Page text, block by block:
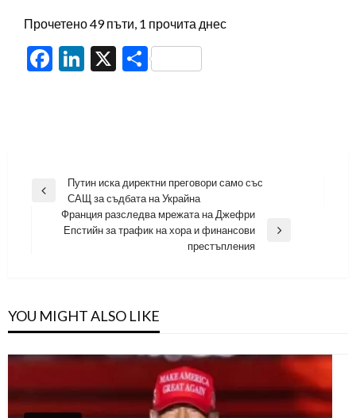
Прочетено 49 пъти, 1 прочита днес
Facebook
LinkedIn
X Share
Навигация
Previous
Путин иска директни преговори само със
САЩ за съдбата на Украйна
Next
Франция разследва мрежата на Джефри
Епстийн за трафик на хора и финансови
престъпления
YOU MIGHT ALSO LIKE